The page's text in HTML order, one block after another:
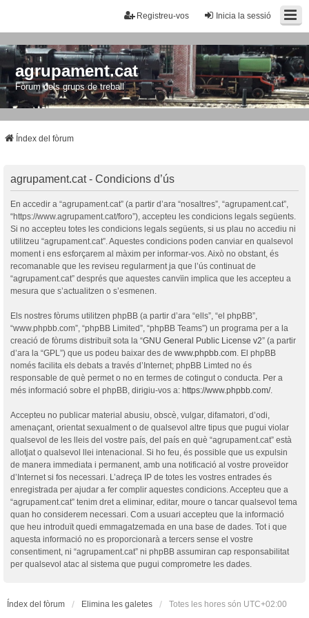
Inicia la sessió
Registreu-vos
agrupament.cat
Fòrum dels grups de treball
Índex del fòrum
agrupament.cat - Condicions d’ús
En accedir a “agrupament.cat” (a partir d’ara “nosaltres”, “agrupament.cat”,
“https://www.agrupament.cat/foro”), accepteu les condicions legals següents.
Si no accepteu totes les condicions legals següents, si us plau no accediu ni
utilitzeu “agrupament.cat”. Aquestes condicions poden canviar en qualsevol
moment i ens esforçarem al màxim per informar-vos. Això no obstant, és
recomanable que les reviseu regularment ja que l’ús continuat de
“agrupament.cat” després que aquestes canvïin implica que les accepteu a
mesura que s’actualitzen o s’esmenen.
Els nostres fòrums utilitzen phpBB (a partir d’ara “ells”, “el phpBB”,
“www.phpbb.com”, “phpBB Limited”, “phpBB Teams”) un programa per a la
creació de fòrums distribuït sota la “GNU General Public License v2” (a partir
d’ara la “GPL”) que us podeu baixar des de www.phpbb.com . El phpBB
només facilita els debats a través d’Internet; phpBB Limted no és
responsable de què permet o no en termes de cotingut o conducta. Per a
més informació sobre el phpBB, dirigiu-vos a: https://www.phpbb.com/.
Accepteu no publicar material abusiu, obscè, vulgar, difamatori, d’odi,
amenaçant, orientat sexualment o de qualsevol altre tipus que pugui violar
qualsevol de les lleis del vostre país, del país en què “agrupament.cat” està
allotjat o qualsevol llei intenacional. Si ho feu, és possible que us expulsin
de manera immediata i permanent, amb una notificació al vostre proveïdor
d’Internet si fos necessari. L’adreça IP de totes les vostres entrades és
enregistrada per ajudar a fer complir aquestes condicions. Accepteu que a
“agrupament.cat” tenim dret a eliminar, editar, moure o tancar qualsevol tema
quan ho considerem necessari. Com a usuari accepteu que la informació
que heu introduït quedi emmagatzemada en una base de dades. Tot i que
aquesta informació no es proporcionarà a tercers sense el vostre
consentiment, ni “agrupament.cat” ni phpBB assumiran cap responsabilitat
per qualsevol atac al sistema que pugui comprometre les dades.
Índex del fòrum Elimina les galetes Totes les hores són UTC+02:00